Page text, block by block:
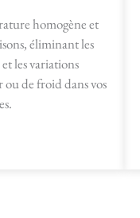
homogène et
éliminant les
les variations
ou de froid dans vos